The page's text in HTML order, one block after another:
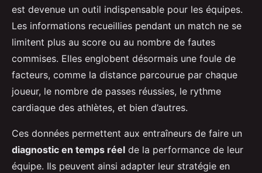
est devenue un outil indispensable pour les équipes.
Les informations recueillies pendant un match ne se
limitent plus au score ou au nombre de fautes
commises. Elles englobent désormais une foule de
facteurs, comme la distance parcourue par chaque
joueur, le nombre de passes réussies, le rythme
cardiaque des athlètes, et bien d’autres.
Ces données permettent aux entraîneurs de faire un
diagnostic en temps réel de la performance de leur
équipe. Ils peuvent ainsi adapter leur stratégie en